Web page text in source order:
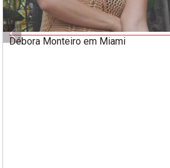
Débora Monteiro em Miami